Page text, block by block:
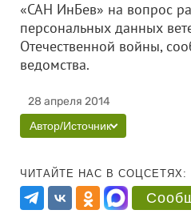
«САН ИнБев» на вопрос
персональных данных
Отечественной войны,
ведомства.
28 апреля 2014
Автор/Источник
ЧИТАЙТЕ НАС В СОЦСЕТЯХ: